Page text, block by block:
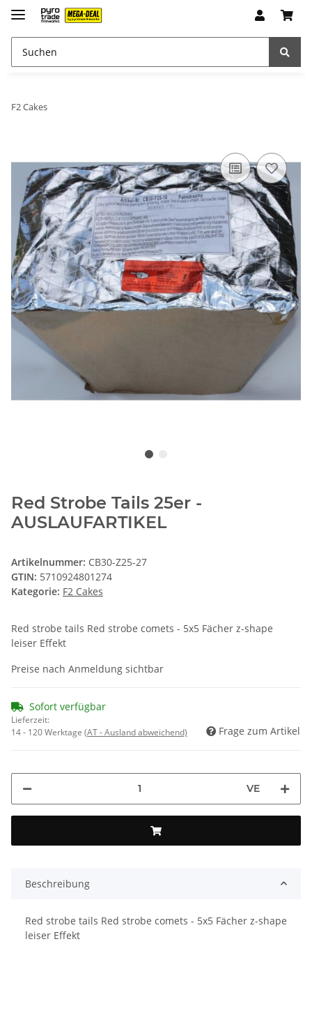
F2 Cakes
Red Strobe Tails 25er -
AUSLAUFARTIKEL
Artikelnummer: CB30-Z25-27
GTIN: 5710924801274
Kategorie: F2 Cakes
Red strobe tails Red strobe comets - 5x5 Fächer z-shape
leiser Effekt
Preise nach Anmeldung sichtbar
Sofort verfügbar
Lieferzeit:
14 - 120 Werktage (AT - Ausland abweichend) Frage zum Artikel
VE
Beschreibung
Red strobe tails Red strobe comets - 5x5 Fächer z-shape
leiser Effekt